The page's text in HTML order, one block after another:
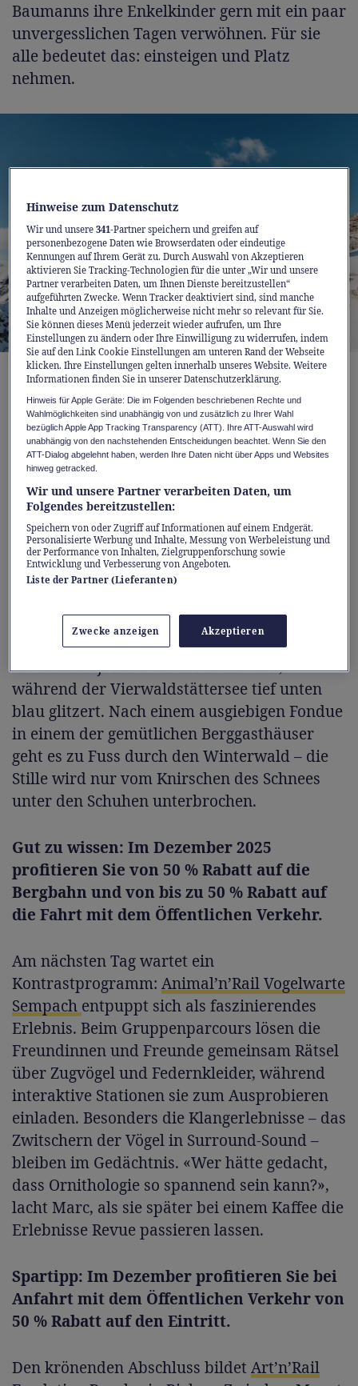
Baumanns ihre Enkelkinder gern mit ein paar
unvergesslichen Tagen verwöhnen. Für sie
alle bedeutet das: einsteigen und Platz
nehmen.
Fünf Freundinnen und Freunde, drei
Tage, unzählige Erlebnisse
Als Sara die Idee vorschlägt, beschliessen die
fünf sofort: ein verlängertes
Winterwochenende, nur sie, die Bahn und die
Neugier, wohin es sie führt. Erste Station:
Mountain’n’Rail Rigi. Schon die Fahrt mit der
Bergbahn ist ein Erlebnis – die verschneite
Landschaft zieht vorbei, während sich die
angekommen, empfängt sie ein Panorama,
das sie sprachlos macht. Die Gipfel der Alpen
thronen majestätisch im Sonnenlicht,
während der Vierwaldstättersee tief unten
blau glitzert. Nach einem ausgiebigen Fondue
in einem der gemütlichen Berggasthäuser
geht es zu Fuss durch den Winterwald – die
Stille wird nur vom Knirschen des Schnees
unter den Schuhen unterbrochen.
Gut zu wissen: Im Dezember 2025
profitieren Sie von 50 % Rabatt auf die
Bergbahn und von bis zu 50 % Rabatt auf
die Fahrt mit dem Öffentlichen Verkehr.
Am nächsten Tag wartet ein
Kontrastprogramm: Animal’n’Rail Vogelwarte
Sempach entpuppt sich als faszinierendes
Erlebnis. Beim Gruppenparcours lösen die
Freundinnen und Freunde gemeinsam Rätsel
über Zugvögel und Federnkleider, während
interaktive Stationen sie zum Ausprobieren
einladen. Besonders die Klangerlebnisse – das
Zwitschern der Vögel in Surround-Sound –
bleiben im Gedächtnis. «Wer hätte gedacht,
dass Ornithologie so spannend sein kann?»,
lacht Marc, als sie später bei einem Kaffee die
Erlebnisse Revue passieren lassen.
Spartipp: Im Dezember profitieren Sie bei
Anfahrt mit dem Öffentlichen Verkehr von
50 % Rabatt auf den Eintritt.
Den krönenden Abschluss bildet Art’n’Rail
Hinweise zum Datenschutz
Wir und unsere341-Partner speichern und greifen auf
personenbezogene Daten wie Browserdaten oder eindeutige
Kennungen auf Ihrem Gerät zu. Durch Auswahl von Akzeptieren
aktivieren Sie Tracking-Technologien für die unter „Wir und unsere
Partner verarbeiten Daten, um Ihnen Dienste bereitzustellen“
aufgeführten Zwecke. Wenn Tracker deaktiviert sind, sind manche
Inhalte und Anzeigen möglicherweise nicht mehr so relevant für Sie.
Sie können dieses Menü jederzeit wieder aufrufen, um Ihre
Einstellungen zu ändern oder Ihre Einwilligung zu widerrufen, indem
Sie auf den Link Cookie Einstellungen am unteren Rand der Webseite
klicken. Ihre Einstellungen gelten innerhalb unseres Website. Weitere
Informationen finden Sie in unserer Datenschutzerklärung.
Hinweis für Apple Geräte: Die im Folgenden beschriebenen Rechte und
Wahlmöglichkeiten sind unabhängig von und zusätzlich zu Ihrer Wahl
bezüglich Apple App Tracking Transparency (ATT). Ihre ATT-Auswahl wird
unabhängig von den nachstehenden Entscheidungen beachtet. Wenn Sie den
ATT-Dialog abgelehnt haben, werden Ihre Daten nicht über Apps und Websites
hinweg getracked.
Wir und unsere Partner verarbeiten Daten, um
Folgendes bereitzustellen:
Speichern von oder Zugriff auf Informationen auf einem Endgerät.
Personalisierte Werbung und Inhalte, Messung von Werbeleistung und
der Performance von Inhalten, Zielgruppenforschung sowie
Entwicklung und Verbesserung von Angeboten.
Liste der Partner (Lieferanten)
Zwecke anzeigen Akzeptieren